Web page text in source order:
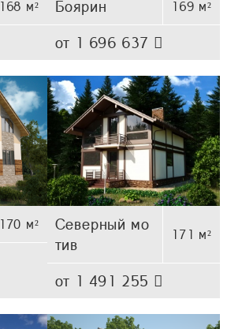
168 м² Боярин 169 м²
от 1 696 637
170 м²
Северный мо
тив
171 м²
от 1 491 255